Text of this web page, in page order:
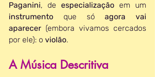
Paganini, de especialização
instrumento que só agora vai
aparecer (embora vivamos cercados
por ele): o violão.
A Música Descritiva